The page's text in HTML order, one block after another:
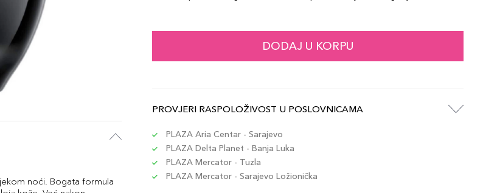
noći. Bogata formula
DODAJ U KORPU
PROVJERI RASPOLOŽIVOST U POSLOVNICAMA
PLAZA Aria Centar - Sarajevo
PLAZA Delta Planet - Banja Luka
PLAZA Mercator - Tuzla
PLAZA Mercator - Sarajevo Ložionička